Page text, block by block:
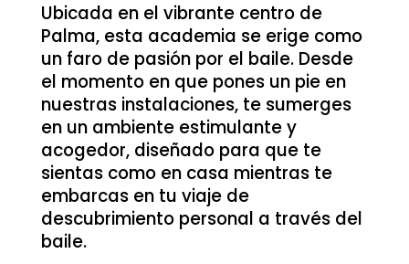
Ubicada en el vibrante centro de
Palma, esta academia se erige como
un faro de pasión por el baile. Desde
el momento en que pones un pie en
nuestras instalaciones, te sumerges
en un ambiente estimulante y
acogedor, diseñado para que te
sientas como en casa mientras te
embarcas en tu viaje de
descubrimiento personal a través del
baile.